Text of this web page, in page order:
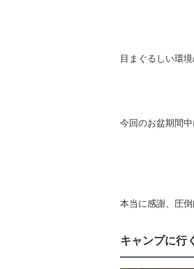
目まぐるしい環
今回のお盆期間
本当に感謝、圧
キャンプに行